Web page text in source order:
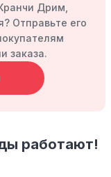
Дрим,
Отправьте его
заказа.
работают!